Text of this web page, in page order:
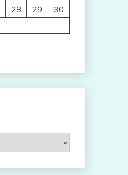
28 29
30